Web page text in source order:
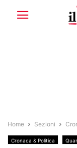
Home Sezioni
Cronaca & Politica